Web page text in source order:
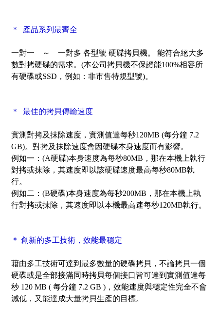
＊ 產品系列最齊全
一對一 ～ 一對多 各型號 硬碟拷貝機。 能符合絕大多
數對拷硬碟的需求。(本公司拷貝機不保證能100%相容所
有硬碟或SSD，例如：非市售特規型號)。
＊ 最佳的拷貝傳輸速度
實測對拷及抹除速度， 實測值達每秒120MB (每分鐘 7.2
GB)。對拷及抹除速度會因硬碟本身速度而有影響。
例如一：(A硬碟)本身速度為每秒80MB，那在本機上執行
對拷或抹除，其速度即以該硬碟速度最高每秒80MB執
行。
例如二：(B硬碟)本身速度為每秒200MB，那在本機上執
行對拷或抹除，其速度即以本機最高速每秒120MB執行。
＊ 創新的多工技術，效能最穩定
藉由多工技術可達到最多數量的硬碟拷貝，不論拷貝一個
硬碟或是全部接滿同時拷貝每個接口皆可達到實測值達每
秒 120 MB ( 每分鐘 7.2 GB )，效能速度與穩定性完全不會
減低，又能達成大量拷貝生產的目標。